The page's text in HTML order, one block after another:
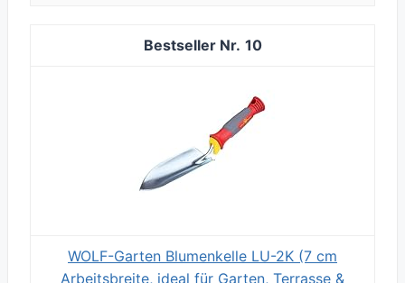
10
WOLF-Garten Blumenkelle LU-2K (7 cm
Arbeitsbreite, ideal für Garten, Terrasse &